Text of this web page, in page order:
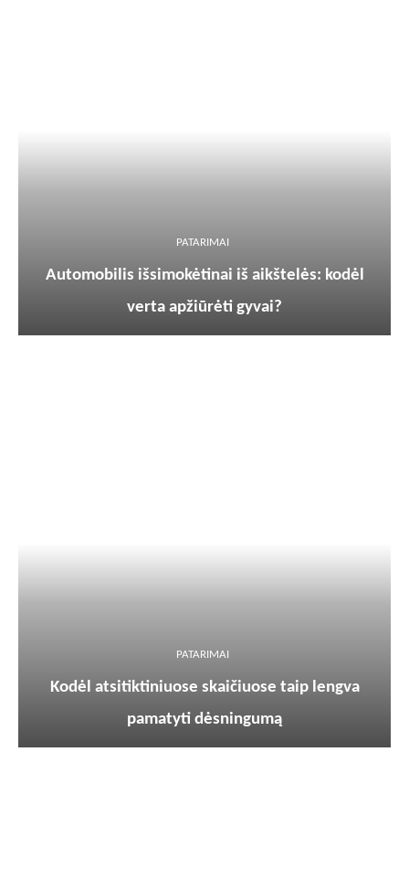
PATARIMAI
Automobilis išsimokėtinai iš aikštelės: kodėl
verta apžiūrėti gyvai?
PATARIMAI
Kodėl atsitiktiniuose skaičiuose taip lengva
pamatyti dėsningumą